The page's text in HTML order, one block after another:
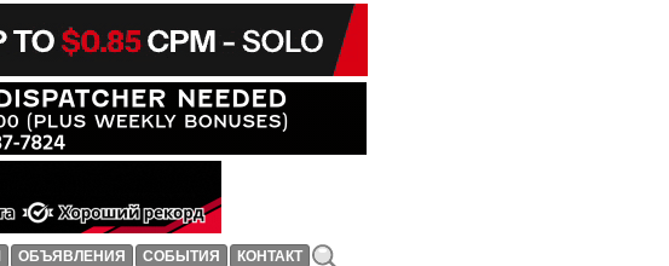
ОБЪЯВЛЕНИЯ СОБЫТИЯ КОНТАКТ